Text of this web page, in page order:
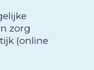
zorg
(online